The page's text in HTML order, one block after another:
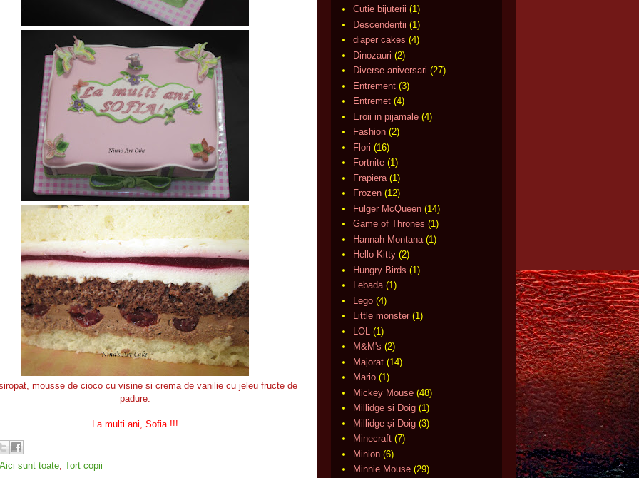
mousse de cioco cu visine si crema de vanilie cu jeleu fructe de
padure.
La multi ani, Sofia !!!
Aici sunt toate, Tort copii
Cutie bijuterii (1)
Descendentii (1)
diaper cakes (4)
Dinozauri (2)
Diverse aniversari (27)
Entrement (3)
Entremet (4)
Eroii in pijamale (4)
Fashion (2)
Flori (16)
Fortnite (1)
Frapiera (1)
Frozen (12)
Fulger McQueen (14)
Game of Thrones (1)
Hannah Montana (1)
Hello Kitty (2)
Hungry Birds (1)
Lebada (1)
Lego (4)
Little monster (1)
LOL
(1)
M&M's (2)
Majorat (14)
Mario (1)
Mickey Mouse (48)
Millidge si Doig (1)
Millidge și Doig (3)
Minecraft (7)
Minion (6)
Minnie Mouse (29)